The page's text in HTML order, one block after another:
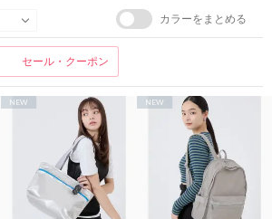
カラーをまとめる
セール・クーポン
NEW NEW